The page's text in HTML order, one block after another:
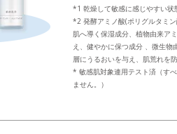
*1 乾燥して敏感に感じやすい状
*2 発酵アミノ酸(ポリグルタミ
肌へ導く保湿成分、植物由来ア
え、健やかに保つ成分 、微生物
層にうるおいを与え、肌荒れを
* 敏感肌対象連用テスト済（す
ません。）